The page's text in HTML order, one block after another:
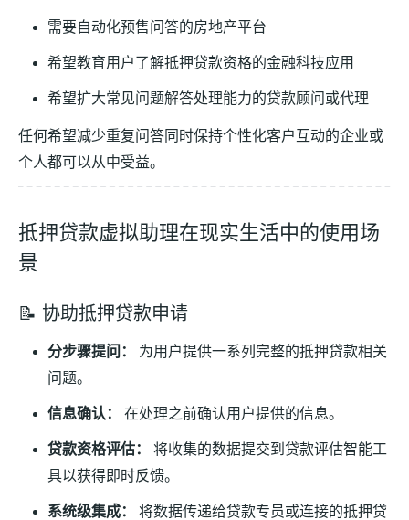
需要自动化预售问答的房地产平台
希望教育用户了解抵押贷款资格的金融科技应用
希望扩大常见问题解答处理能力的贷款顾问或代理
任何希望减少重复问答同时保持个性化客户互动的企业或
个人都可以从中受益。
抵押贷款虚拟助理在现实生活中的使用场
景
📝 协助抵押贷款申请
分步骤提问：
为用户提供一系列完整的抵押贷款相关
问题。
信息确认： 在处理之前确认用户提供的信息。
贷款资格评估：
将收集的数据提交到贷款评估智能工
具以获得即时反馈。
系统级集成：
将数据传递给贷款专员或连接的抵押贷